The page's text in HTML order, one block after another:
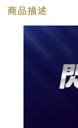
商品描述